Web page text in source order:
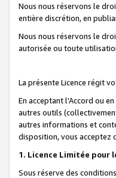
Nous nous réservons le
entière discrétion, en
Nous nous réservons le
autorisée ou toute
La présente Licence régit
En acceptant l'Accord ou
autres outils
autres informations et
disposition, vous acceptez
1. Licence Limitée pour
Sous réserve des